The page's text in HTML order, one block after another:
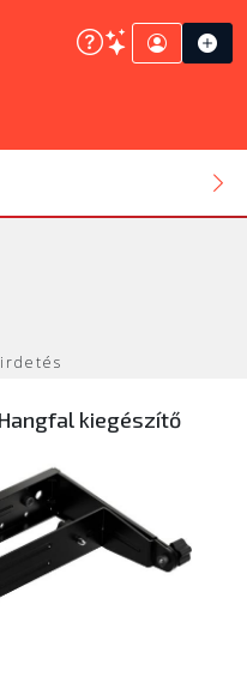
Hangfal kiegészítő